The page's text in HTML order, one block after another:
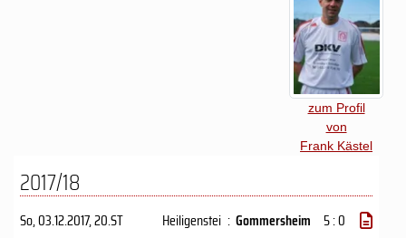
zum Profil
von
Frank Kästel
2017/18
So, 03.12.2017, 20.ST Heiligenstei : Gommersheim 5 : 0